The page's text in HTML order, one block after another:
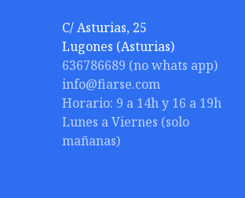
C/ Asturias, 25
Lugones (Asturias)
636786689 (no whats app)
info@fiarse.com
Horario: 9 a 14h y 16 a 19h
Lunes a Viernes (solo
mañanas)